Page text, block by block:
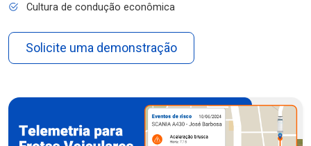
Cultura de condução econômica
Solicite uma demonstração